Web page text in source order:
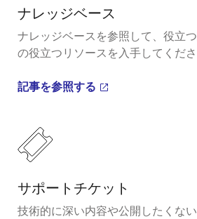
ナレッジベース
ナレッジベースを参照して、役立
の役立つリソースを入手してくださ
記事を参照する
サポートチケット
技術的に深い内容や公開したくな